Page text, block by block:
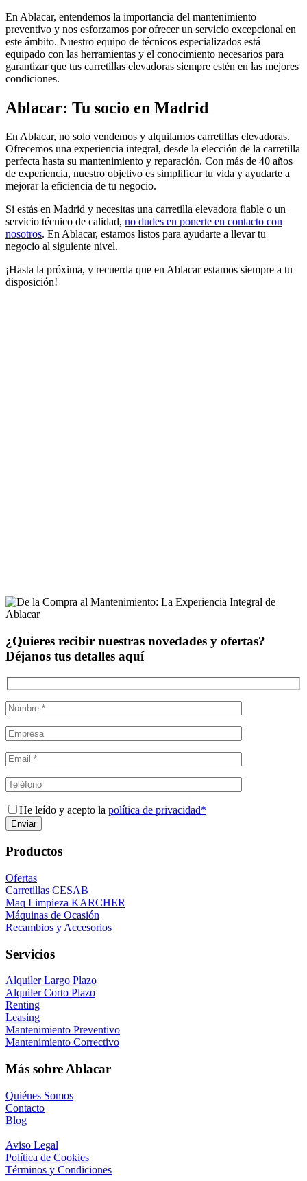
En Ablacar, entendemos la importancia del mantenimiento
preventivo y nos esforzamos por ofrecer un servicio excepcional en
este ámbito. Nuestro equipo de técnicos especializados está
equipado con las herramientas y el conocimiento necesarios para
garantizar que tus carretillas elevadoras siempre estén en las mejores
condiciones.
Ablacar: Tu socio en Madrid
En Ablacar, no solo vendemos y alquilamos carretillas elevadoras.
Ofrecemos una experiencia integral, desde la elección de la carretilla
perfecta hasta su mantenimiento y reparación. Con más de 40 años
de experiencia, nuestro objetivo es simplificar tu vida y ayudarte a
mejorar la eficiencia de tu negocio.
Si estás en Madrid y necesitas una carretilla elevadora fiable o un
servicio técnico de calidad, no dudes en ponerte en contacto con
nosotros. En Ablacar, estamos listos para ayudarte a llevar tu
negocio al siguiente nivel.
¡Hasta la próxima, y recuerda que en Ablacar estamos siempre a tu
disposición!
¿Quieres recibir nuestras novedades y ofertas?
Déjanos tus detalles aquí
He leído y acepto la política de privacidad*
Productos
Ofertas
Carretillas CESAB
Maq Limpieza KARCHER
Máquinas de Ocasión
Recambios y Accesorios
Servicios
Alquiler Largo Plazo
Alquiler Corto Plazo
Renting
Leasing
Mantenimiento Preventivo
Mantenimiento Correctivo
Más sobre Ablacar
Quiénes Somos
Contacto
Blog
Aviso Legal
Política de Cookies
Términos y Condiciones